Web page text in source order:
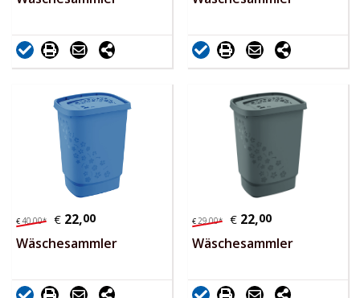
€40,00* € 22,00
Wäschesammler
€29,00* € 22,00
Wäschesammler